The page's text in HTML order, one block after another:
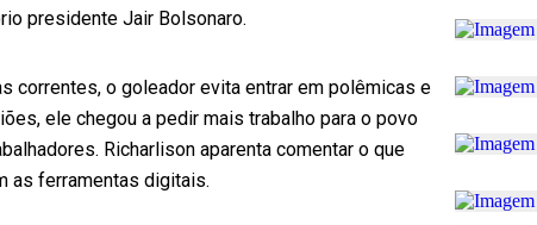
presidente Jair Bolsonaro.
correntes, o goleador evita entrar em polêmicas e
ele chegou a pedir mais trabalho para o povo
Richarlison aparenta comentar o que
as ferramentas digitais.